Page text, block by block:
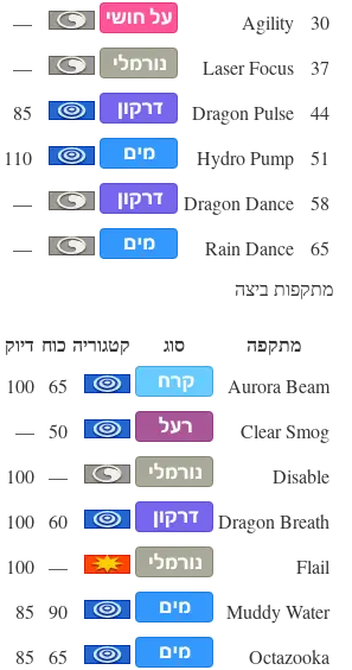
30
Agility
—
37
Laser Focus
—
44
Dragon Pulse
85
51
Hydro Pump
110
58
Dragon Dance
—
65
Rain Dance
—
מתקפות ביצה
מתקפה סוג קטגוריה כוח דיוק
Aurora Beam
65
100
Clear Smog
50
—
Disable
—
100
Dragon Breath
60
100
Flail
—
100
Muddy Water
90
85
Octazooka
65
85